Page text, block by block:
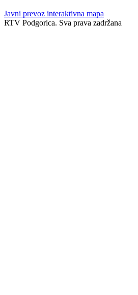
Javni prevoz interaktivna mapa
RTV Podgorica. Sva prava zadržana